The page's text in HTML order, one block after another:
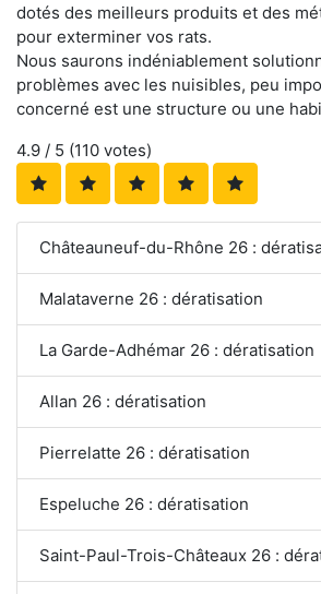
dotés des meilleurs produits et des
pour exterminer vos rats.
Nous saurons indéniablement
problèmes avec les nuisibles, peu
concerné est une structure ou une
4.9 / 5 (110 votes)
Châteauneuf-du-Rhône 26 :
Malataverne 26 : dératisation
La Garde-Adhémar 26 : dératisation
Allan 26 : dératisation
Pierrelatte 26 : dératisation
Espeluche 26 : dératisation
Saint-Paul-Trois-Châteaux 26 :